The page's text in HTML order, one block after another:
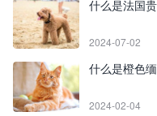
什么是法国
2024-07-02
什么是橙色
2024-02-04